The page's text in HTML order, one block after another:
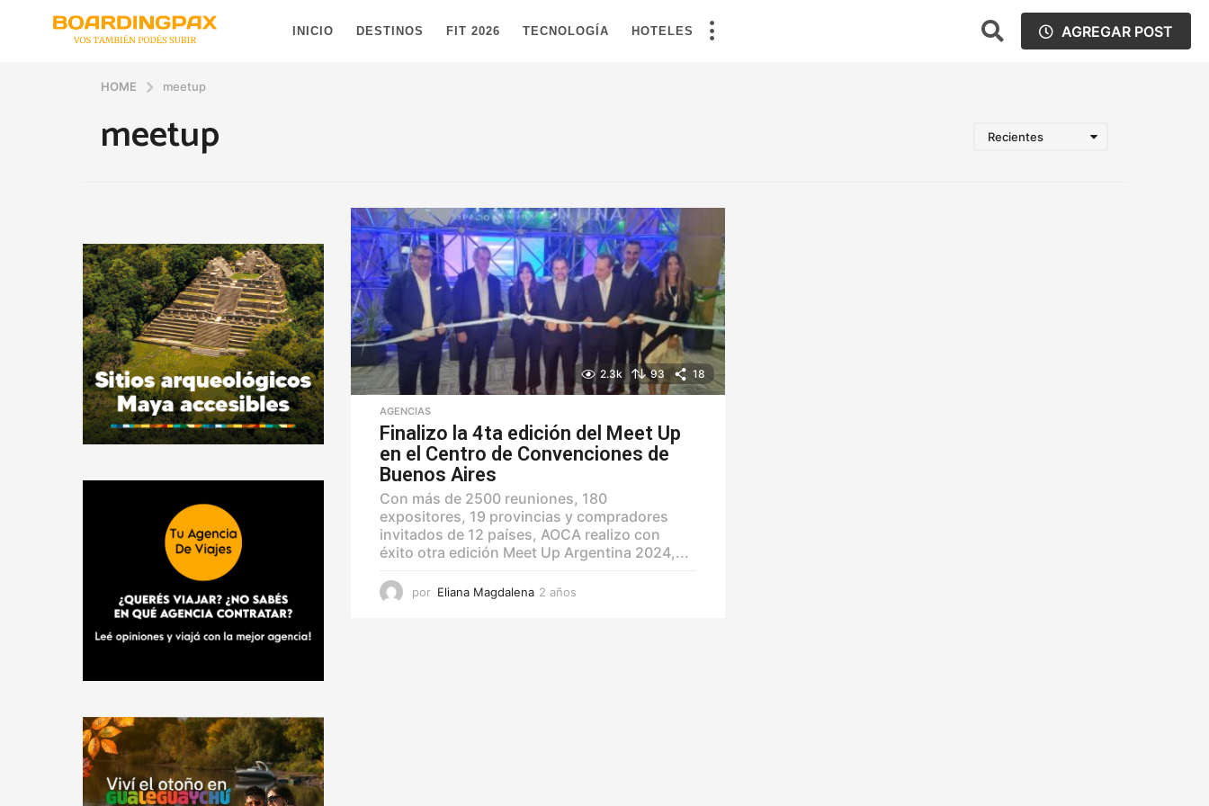
INICIO DESTINOS FIT 2026 TECNOLOGÍA HOTELES AGREGAR POST
HOME meetup
meetup Recientes
2.3k 93 18
AGENCIAS
Finalizo la 4ta edición del Meet Up
en el Centro de Convenciones de
Buenos Aires
Con más de 2500 reuniones, 180
expositores, 19 provincias y compradores
invitados de 12 países, AOCA realizo con
éxito otra edición Meet Up Argentina 2024,...
por Eliana Magdalena 2 años